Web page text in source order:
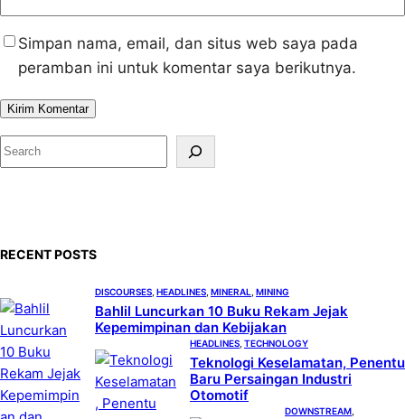
Simpan nama, email, dan situs web saya pada
peramban ini untuk komentar saya berikutnya.
S
e
RECENT POSTS
DISCOURSES HEADLINES MINERAL MINING
Bahlil Luncurkan 10 Buku Rekam Jejak
Kepemimpinan dan Kebijakan
HEADLINES TECHNOLOGY
Teknologi Keselamatan, Penentu
Baru Persaingan Industri
Otomotif
DOWNSTREAM